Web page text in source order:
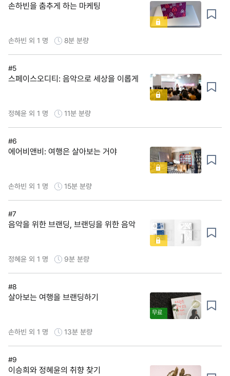
손하빈을 춤추게 하는 마케팅
손하빈 외 1 명 8분 분량
#5
스페이스오디티: 음악으로 세상을 이롭게
정혜윤 외 1 명 11분 분량
#6
에어비앤비: 여행은 살아보는 거야
손하빈 외 1 명 15분 분량
#7
음악을 위한 브랜딩, 브랜딩을 위한 음악
정혜윤 외 1 명 9분 분량
#8
살아보는 여행을 브랜딩하기
무료
손하빈 외 1 명 13분 분량
#9
이승희와 정혜윤의 취향 찾기